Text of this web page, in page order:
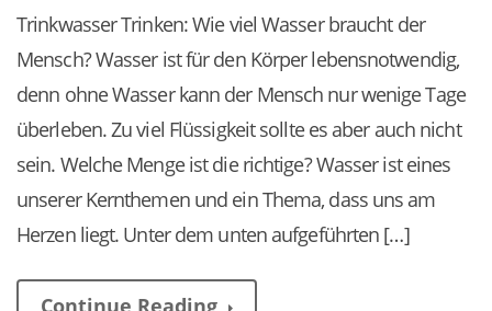
Trinkwasser Trinken: Wie viel Wasser braucht der
Mensch? Wasser ist für den Körper lebensnotwendig,
denn ohne Wasser kann der Mensch nur wenige Tage
überleben. Zu viel Flüssigkeit sollte es aber auch nicht
sein. Welche Menge ist die richtige? Wasser ist eines
unserer Kernthemen und ein Thema, dass uns am
Herzen liegt. Unter dem unten aufgeführten […]
Continue Reading